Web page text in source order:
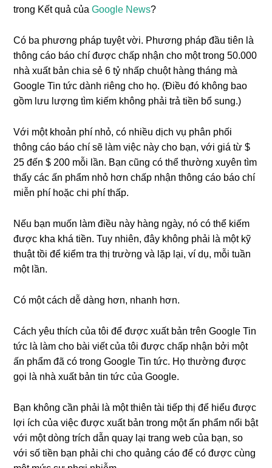
trong Kết quả củaGoogle News?
Có ba phương pháp tuyệt vời. Phương pháp đầu tiên là
thông cáo báo chí được chấp nhận cho một trong 50.000
nhà xuất bản chia sẻ 6 tỷ nhấp chuột hàng tháng mà
Google Tin tức dành riêng cho họ. (Điều đó không bao
gồm lưu lượng tìm kiếm không phải trả tiền bổ sung.)
Với một khoản phí nhỏ, có nhiều dịch vụ phân phối
thông cáo báo chí sẽ làm việc này cho bạn, với giá từ $
25 đến $ 200 mỗi lần. Bạn cũng có thể thường xuyên tìm
thấy các ấn phẩm nhỏ hơn chấp nhận thông cáo báo chí
miễn phí hoặc chi phí thấp.
Nếu bạn muốn làm điều này hàng ngày, nó có thể kiếm
được kha khá tiền. Tuy nhiên, đây không phải là một kỹ
thuật tồi để kiểm tra thị trường và lặp lại, ví dụ, mỗi tuần
một lần.
Có một cách dễ dàng hơn, nhanh hơn.
Cách yêu thích của tôi để được xuất bản trên Google Tin
tức là làm cho bài viết của tôi được chấp nhận bởi một
ấn phẩm đã có trong Google Tin tức. Họ thường được
gọi là nhà xuất bản tin tức của Google.
Bạn không cần phải là một thiên tài tiếp thị để hiểu được
lợi ích của việc được xuất bản trong một ấn phẩm nổi bật
với một dòng trích dẫn quay lại trang web của bạn, so
với số tiền bạn phải chi cho quảng cáo để có được cùng